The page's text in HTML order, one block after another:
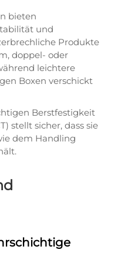
bieten
und
Produkte
doppel- oder
leichtere
Boxen verschickt
Berstfestigkeit
stellt sicher, dass sie
dem Handling